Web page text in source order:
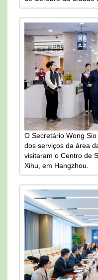
O Secretário Wong
dos serviços da área
visitaram o Centro de
Xihu, em Hangzhou.